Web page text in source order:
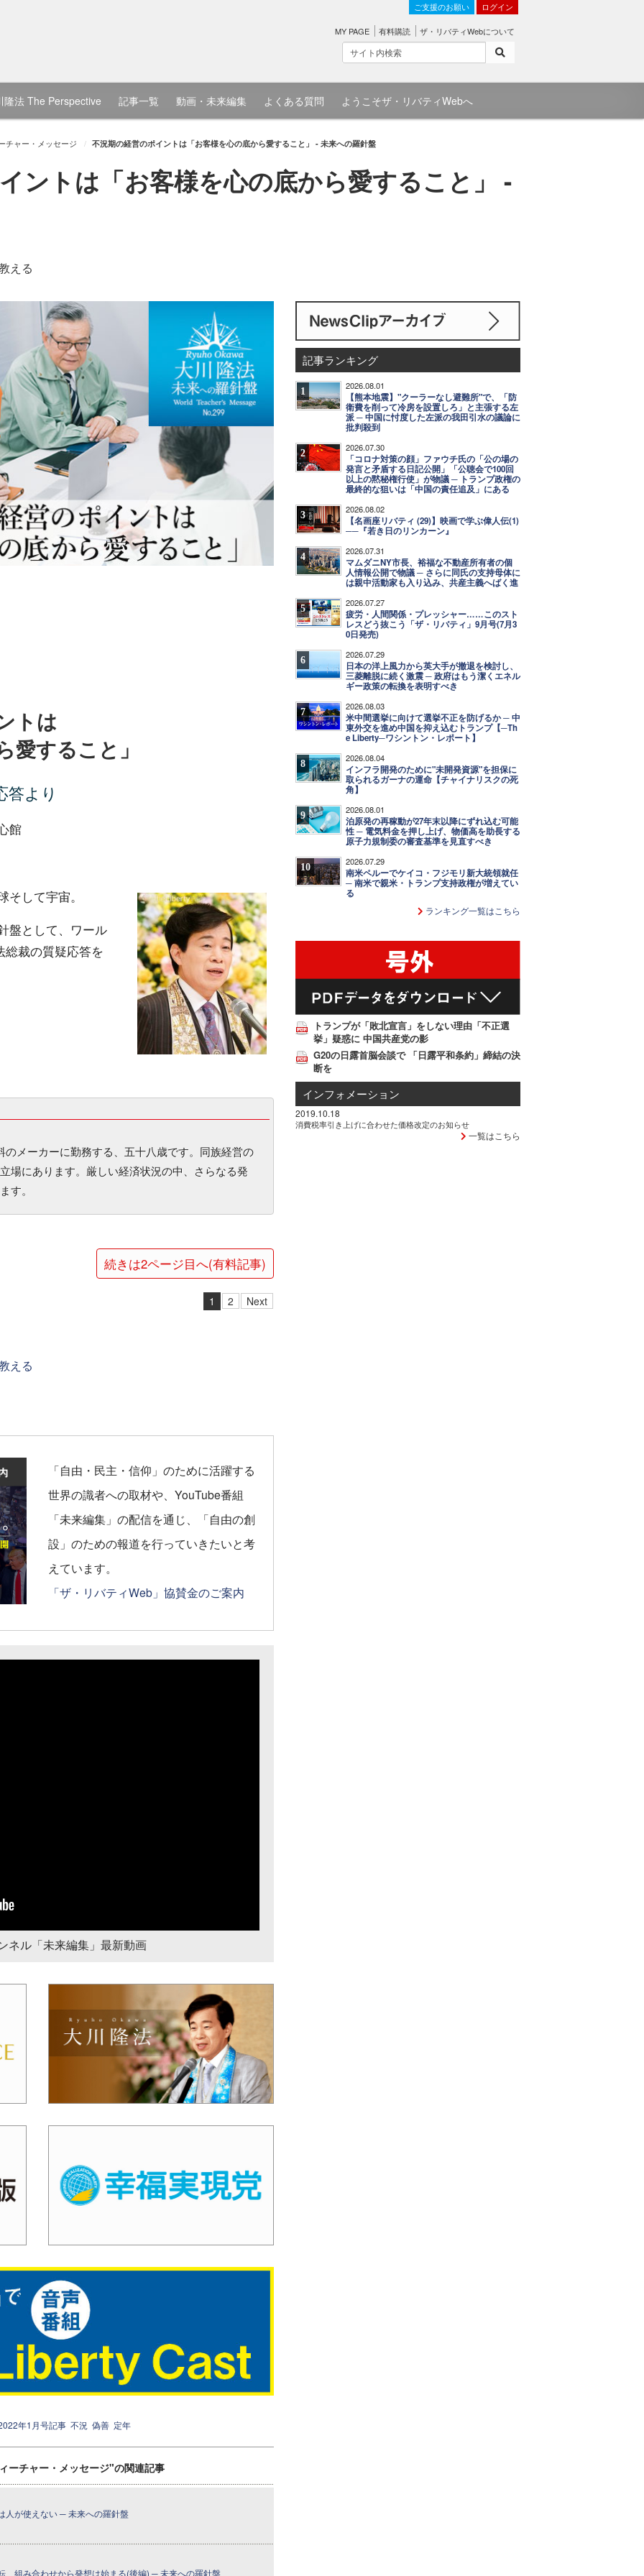
ご支援のお願い ログイン
MY PAGE 有料購読 ザ・リバティWebについて
隆法 The Perspective 記事一覧 動画・未来編集 よくある質問 ようこそザ・リバティWebへ
チャー・メッセージ 不況期の経営のポイントは「お客様を心の底から愛すること」 - 未来への羅針盤
ントは「お客様を心の底から愛すること」 -
える
トは
愛すること」
答より
館
して宇宙。
盤として、ワール
裁の質疑応答を
メーカーに勤務する、五十八歳です。同族経営の
場にあります。厳しい経済状況の中、さらなる発
す。
続きは2ページ目へ(有料記事)
1 2 Next
える
「自由・民主・信仰」のために活躍する
世界の識者への取材や、YouTube番組
「未来編集」の配信を通じ、「自由の創
設」のための報道を行っていきたいと考
えています。
「ザ・リバティWeb」協賛金のご案内
ネル「未来編集」最新動画
年1月号記事 不況 偽善 定年
ーチャー・メッセージ"の関連記事
人が使えない ─ 未来への羅針盤
、組み合わせから発想は始まる(後編) ─ 未来への羅針盤
記事ランキング
1 2026.08.01
【熊本地震】"クーラーなし避難所"で、「防
衛費を削って冷房を設置しろ」と主張する左
派 ─ 中国に忖度した左派の我田引水の議論に
批判殺到
2 2026.07.30
「コロナ対策の顔」ファウチ氏の「公の場の
発言と矛盾する日記公開」「公聴会で100回
以上の黙秘権行使」が物議 ─ トランプ政権の
最終的な狙いは「中国の責任追及」にある
3 2026.08.02
【名画座リバティ (29)】映画で学ぶ偉人伝(1)
──『若き日のリンカーン』
4 2026.07.31
マムダニNY市長、裕福な不動産所有者の個
人情報公開で物議 ─ さらに同氏の支持母体に
は親中活動家も入り込み、共産主義へばく進
5 2026.07.27
疲労・人間関係・プレッシャー……このスト
レスどう抜こう「ザ・リバティ」9月号(7月3
0日発売)
6 2026.07.29
日本の洋上風力から英大手が撤退を検討し、
三菱離脱に続く激震 ─ 政府はもう潔くエネル
ギー政策の転換を表明すべき
7 2026.08.03
米中間選挙に向けて選挙不正を防げるか ─ 中
東外交を進め中国を抑え込むトランプ【─Th
e Liberty─ワシントン・レポート】
8 2026.08.04
インフラ開発のために"未開発資源"を担保に
取られるガーナの運命【チャイナリスクの死
角】
9 2026.08.01
泊原発の再稼動が27年末以降にずれ込む可能
性 ─ 電気料金を押し上げ、物価高を助長する
原子力規制委の審査基準を見直すべき
10 2026.07.29
南米ペルーでケイコ・フジモリ新大統領就任
─ 南米で親米・トランプ支持政権が増えてい
る
ランキング一覧はこちら
トランプが「敗北宣言」をしない理由「不正選
挙」疑惑に 中国共産党の影
G20の日露首脳会談で 「日露平和条約」締結の決
断を
インフォメーション
2019.10.18
消費税率引き上げに合わせた価格改定のお知らせ
一覧はこちら